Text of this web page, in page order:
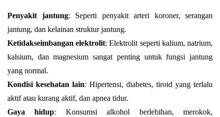
Penyakit jantung: Seperti penyakit arteri koroner, serangan
jantung, dan kelainan struktur jantung.
Ketidakseimbangan elektrolit: Elektrolit seperti kalium, natrium,
kalsium, dan magnesium sangat penting untuk fungsi jantung
yang normal.
Kondisi kesehatan lain: Hipertensi, diabetes, tiroid yang terlalu
aktif atau kurang aktif, dan apnea tidur.
Gaya hidup: Konsumsi alkohol berlebihan, merokok,